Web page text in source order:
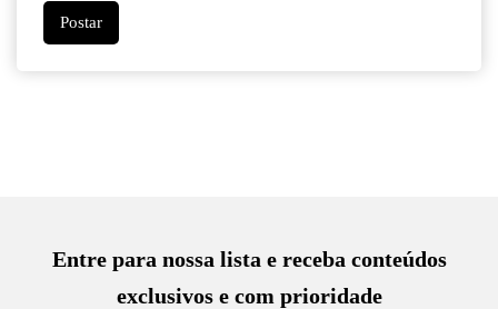
Entre para nossa lista e receba conteúdos
exclusivos e com prioridade